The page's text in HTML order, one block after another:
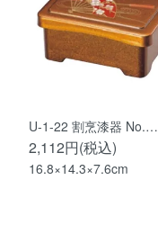
U-1-22 割烹漆器 No.…
2,112円(税込)
16.8×14.3×7.6cm